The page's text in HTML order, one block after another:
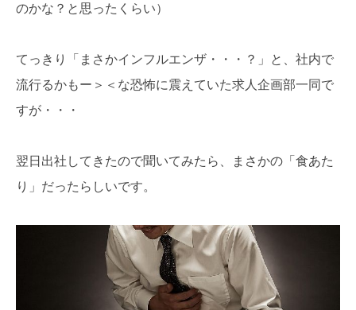
のかな？と思ったくらい）
てっきり「まさかインフルエンザ・・・？」と、社内で
流行るかもー＞＜な恐怖に震えていた求人企画部一同で
すが・・・
翌日出社してきたので聞いてみたら、まさかの「食あた
り」だったらしいです。